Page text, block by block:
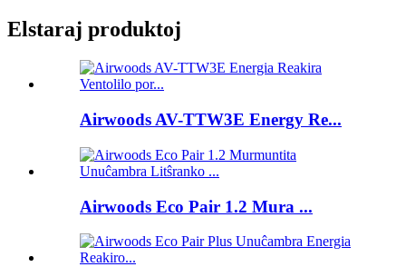
Elstaraj produktoj
Airwoods AV-TTW3E Energy Re...
Airwoods Eco Pair 1.2 Mura ...